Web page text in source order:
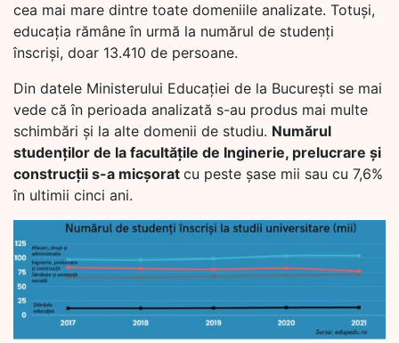
cea mai mare dintre toate domeniile analizate. Totuși,
educația rămâne în urmă la numărul de studenți
înscriși, doar 13.410 de persoane.
Din datele Ministerului Educației de la București se mai
vede că în perioada analizată s-au produs mai multe
schimbări și la alte domenii de studiu. Numărul
studenților de la facultățile de Inginerie, prelucrare și
construcții s-a micșorat cu peste șase mii sau cu 7,6%
în ultimii cinci ani.